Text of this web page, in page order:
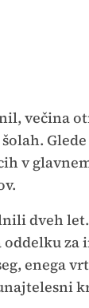
večina
v
dveh
enega